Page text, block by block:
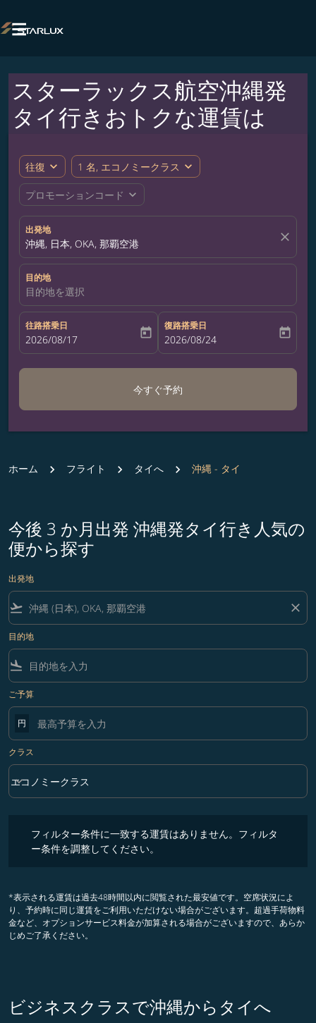

スターラックス航空沖縄発
タイ行きおトクな運賃は
往復 expand_more 1 名, エコノミークラス expand_more
プロモーションコード expand_more
出発地
沖縄, 日本, OKA, 那覇空港 close
目的地
目的地を選択
往路搭乗日
fc-booking-departure-date-aria-label
2026/08/17 today
復路搭乗日
fc-booking-return-date-aria-label
2026/08/24 today
今すぐ予約
ホーム フライト タイへ 沖縄 - タイ
今後 3 か月出発 沖縄発タイ行き人気の
便から探す
出発地
flight_takeoff close
目的地
flight_land
ご予算
円
クラス
クラス option エコノミークラス Selected
エコノミークラス
keyboard_arrow_down
フィルター条件に一致する運賃はありません。フィルタ
ー条件を調整してください。
*表示される運賃は過去48時間以内に閲覧された最安値です。空席状況によ
り、予約時に同じ運賃をご利用いただけない場合がございます。超過手荷物料
金など、オプションサービス料金が加算される場合がございますので、あらか
じめご了承ください。
ビジネスクラスで沖縄からタイへ